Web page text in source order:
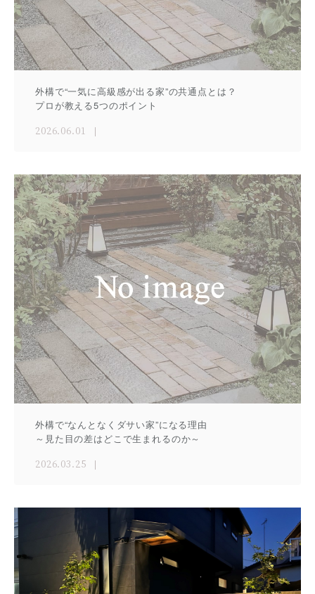
外構で“一気に高級感が出る家”の共通点とは？
プロが教える5つのポイント
2026.06.01
外構で“なんとなくダサい家”になる理由
～見た目の差はどこで生まれるのか～
2026.03.25